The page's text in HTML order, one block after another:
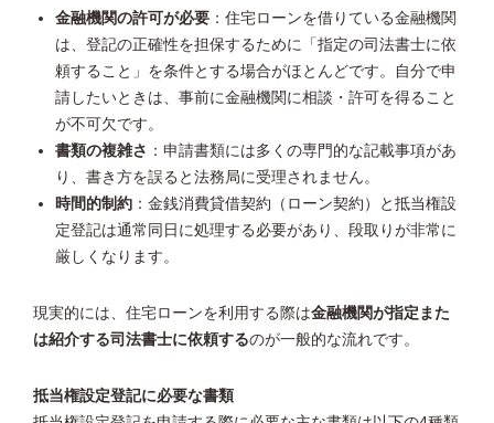
金融機関の許可が必要 ：住宅ローンを借りている金融機関
は、登記の正確性を担保するために「指定の司法書士に依
頼すること」を条件とする場合がほとんどです。自分で申
請したいときは、事前に金融機関に相談・許可を得ること
が不可欠です。
書類の複雑さ ：申請書類には多くの専門的な記載事項があ
り、書き方を誤ると法務局に受理されません。
時間的制約 ：金銭消費貸借契約（ローン契約）と抵当権設
定登記は通常同日に処理する必要があり、段取りが非常に
厳しくなります。
現実的には、住宅ローンを利用する際は金融機関が指定また
は紹介する司法書士に依頼するのが一般的な流れです。
抵当権設定登記に必要な書類